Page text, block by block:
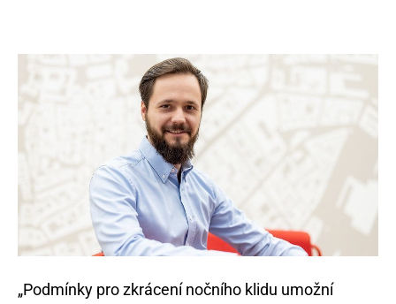
„Podmínky pro zkrácení nočního klidu umožní